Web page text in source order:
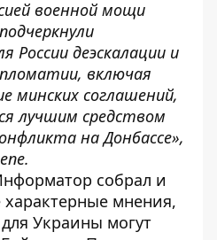
военной мощи
России деэскалации и
включая
минских соглашений,
лучшим средством
на Донбассе»,
собрал и
мнения,
Украины могут